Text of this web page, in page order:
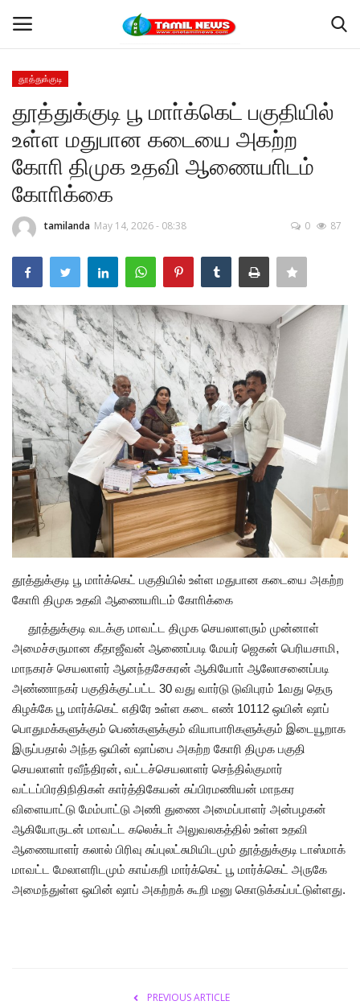
Home
தூத்துக்குடி
Contact
தமிழ்நாடு
இந்தியா
உலகம்
அரசியல்
தூத்துக்குடி
தூத்துக்குடி பூ மாா்க்கெட் பகுதியில்
உள்ள மதுபான கடையை அகற்ற
கோாி திமுக உதவி ஆணையாிடம்
கோாிக்கை
tamilanda May 14, 2026 - 08:38 0 87
தூத்துக்குடி பூ மாா்க்கெட் பகுதியில் உள்ள மதுபான கடையை அகற்ற
கோாி திமுக உதவி ஆணையாிடம் கோாிக்கை
தூத்துக்குடி வடக்கு மாவட்ட திமுக செயலாளரும் முன்னாள்
அமைச்சருமான கீதாஜீவன் ஆணைப்படி மேயர் ஜெகன் பெரியசாமி,
மாநகரச் செயலாளர் ஆனந்தசேகரன் ஆகியோா் ஆலோசனைப்படி
அண்ணாநகர் பகுதிக்குட்பட்ட 30 வது வார்டு டுவிபுரம் 1வது தெரு
கிழக்கே பூ மார்க்கெட் எதிரே உள்ள கடை எண் 10112 ஒயின் ஷாப்
பொதுமக்களுக்கும் பெண்களுக்கும் வியாபாரிகளுக்கும் இடையூறாக
இருப்பதால் அந்த ஒயின் ஷாப்பை அகற்ற கோரி திமுக பகுதி
செயலாளா் ரவீந்திரன், வட்டச்செயலாளர் செந்தில்குமார்
வட்டப்பிரதிநிதிகள் கார்த்திகேயன் சுப்பிரமணியன் மாநகர
விளையாட்டு மேம்பாட்டு அணி துணை அமைப்பாளர் அன்பழகன்
ஆகியோருடன் மாவட்ட கலெக்டா் அலுவலகத்தில் உள்ள உதவி
ஆணையாளர் கலால் பிரிவு சுப்புலட்சுமியிடமும் தூத்துக்குடி டாஸ்மாக்
மாவட்ட மேலாளரிடமும் காய்கறி மார்க்கெட் பூ மார்க்கெட் அருகே
அமைந்துள்ள ஒயின் ஷாப் அகற்றக் கூறி மனு கொடுக்கப்பட்டுள்ளது.
PREVIOUS ARTICLE